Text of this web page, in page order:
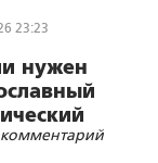
23:23
нужен